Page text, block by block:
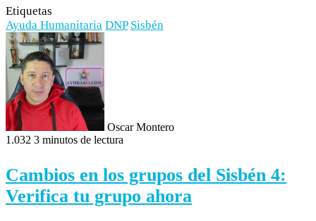
Etiquetas
Ayuda Humanitaria DNP Sisbén
Oscar Montero
1.032 3 minutos de lectura
Cambios en los grupos del Sisbén 4:
Verifica tu grupo ahora